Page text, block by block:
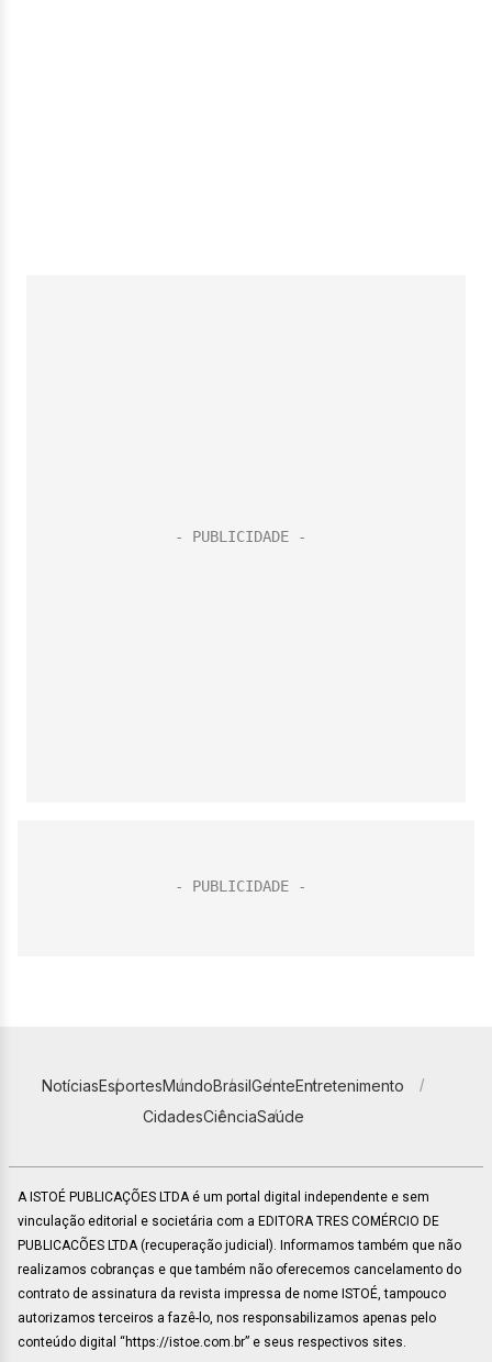
NotíciasEsportesMundoBrasilGenteEntretenimento
CidadesCiênciaSaúde
A ISTOÉ PUBLICAÇÕES LTDA é um portal digital independente e sem
vinculação editorial e societária com a EDITORA TRES COMÉRCIO DE
PUBLICACÕES LTDA (recuperação judicial). Informamos também que não
realizamos cobranças e que também não oferecemos cancelamento do
contrato de assinatura da revista impressa de nome ISTOÉ, tampouco
autorizamos terceiros a fazê-lo, nos responsabilizamos apenas pelo
conteúdo digital “https://istoe.com.br” e seus respectivos sites.